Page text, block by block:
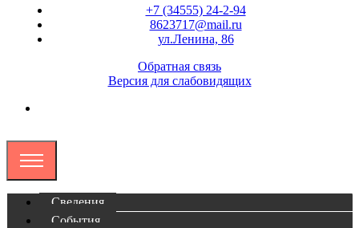
+7 (34555) 24-2-94
8623717@mail.ru
ул.Ленина, 86
Обратная связь
Версия для слабовидящих
Сведения
События